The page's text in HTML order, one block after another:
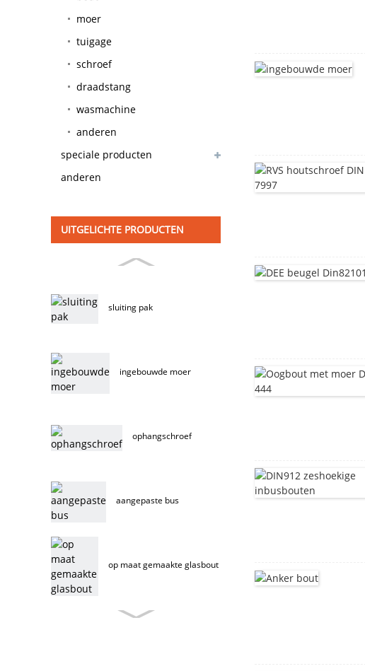
beschikbaar
moer
tuigage
schroef
draadstang
wasmachine
anderen
speciale producten
anderen
UITGELICHTE PRODUCTEN
sluiting pak
ingebouwde moer
ophangschroef
aangepaste bus
op maat gemaakte glasbout